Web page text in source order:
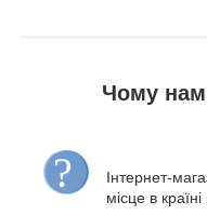
Чому
Інтернет-
місце в